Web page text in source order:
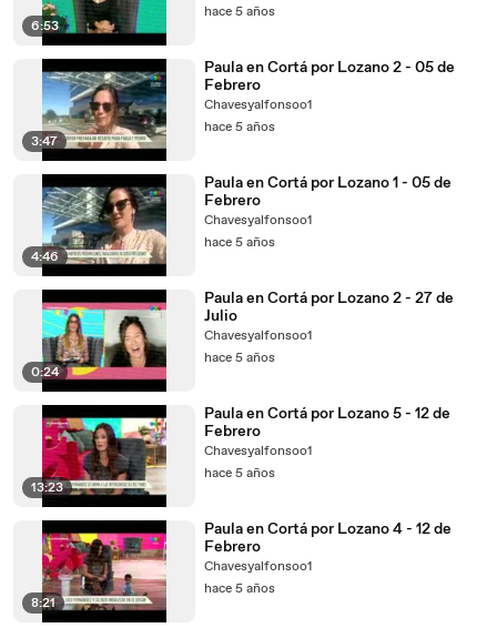
6:53
hace 5 años
3:47
Paula en Cortá por Lozano 2 - 05 de
Febrero
Chavesyalfonsoo1
hace 5 años
4:46
Paula en Cortá por Lozano 1 - 05 de
Febrero
Chavesyalfonsoo1
hace 5 años
0:24
Paula en Cortá por Lozano 2 - 27 de
Julio
Chavesyalfonsoo1
hace 5 años
13:23
Paula en Cortá por Lozano 5 - 12 de
Febrero
Chavesyalfonsoo1
hace 5 años
8:21
Paula en Cortá por Lozano 4 - 12 de
Febrero
Chavesyalfonsoo1
hace 5 años